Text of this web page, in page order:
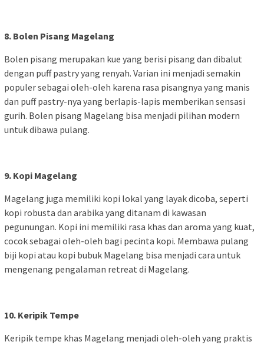
8. Bolen Pisang Magelang
Bolen pisang merupakan kue yang berisi pisang dan dibalut
dengan puff pastry yang renyah. Varian ini menjadi semakin
populer sebagai oleh-oleh karena rasa pisangnya yang manis
dan puff pastry-nya yang berlapis-lapis memberikan sensasi
gurih. Bolen pisang Magelang bisa menjadi pilihan modern
untuk dibawa pulang.
9. Kopi Magelang
Magelang juga memiliki kopi lokal yang layak dicoba, seperti
kopi robusta dan arabika yang ditanam di kawasan
pegunungan. Kopi ini memiliki rasa khas dan aroma yang kuat,
cocok sebagai oleh-oleh bagi pecinta kopi. Membawa pulang
biji kopi atau kopi bubuk Magelang bisa menjadi cara untuk
mengenang pengalaman retreat di Magelang.
10. Keripik Tempe
Keripik tempe khas Magelang menjadi oleh-oleh yang praktis